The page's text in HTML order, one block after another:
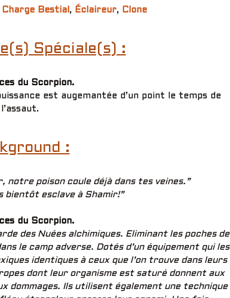
Charge Bestial , Éclaireur, Clone
Spéciale(s) :
du Scorpion.
est augemantée d’un point le temps de
l’assaut.
:
notre poison coule déjà dans tes veines.”
bientôt esclave à Shamir!”
du Scorpion.
des Nuées alchimiques. Eliminant les poches de
le camp adverse. Dotés d’un équipement qui les
identiques à ceux que l’on trouve dans leurs
dont leur organisme est saturé donnent aux
dommages. Ils utilisent également une technique